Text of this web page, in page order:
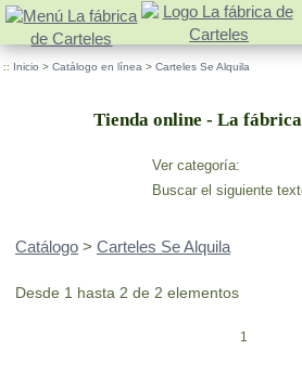
:: Inicio > Catálogo en línea > Carteles Se Alquila
Tienda online - La
Ver categoría:
Buscar el siguiente
Catálogo > Carteles Se Alquila
Desde 1 hasta 2 de 2 elementos
1